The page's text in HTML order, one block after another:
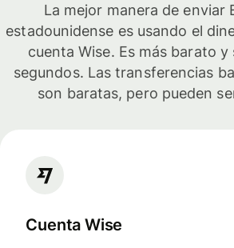
La mejor manera de enviar
estadounidense es usando el
cuenta Wise. Es más barato y
segundos. Las transferencias
son baratas, pero pueden
Cuenta Wise